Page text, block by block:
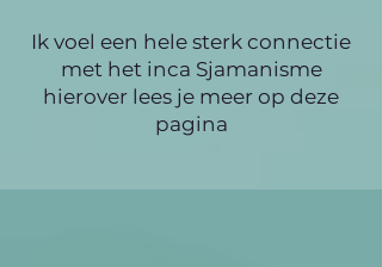
Ik voel een hele sterk connectie
met het inca Sjamanisme
hierover lees je meer op deze
pagina